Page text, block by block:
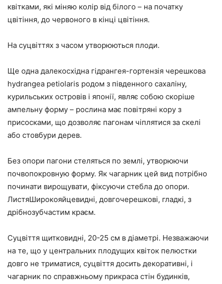
квітками, які міняю колір від білого – на початку
цвітіння, до червоного в кінці цвітіння.
На суцвіттях з часом утворюються плоди.
Ще одна далекосхідна гідрангея-гортензія черешкова
hydrangea petiolaris родом з південного сахаліну,
курильських островів і японії, являє собою скоріше
ампельну форму – рослина має повітряні кору з
присосками, що дозволяє пагонам чіплятися за скелі
або стовбури дерев.
Без опори пагони стеляться по землі, утворюючи
почвопокровную форму. Як чагарник цей вид потрібно
починати вирощувати, фіксуючи стебла до опори.
ЛистяШирокояйцевидні, довгочерешкові, гладкі, з
дрібнозубчастим краєм.
Суцвіття щитковидні, 20-25 см в діаметрі. Незважаючи
на те, що у центральних плодущих квіток пелюстки
довго не триматися, суцвіття досить декоративні, і
чагарник по справжньому прикраса стін будинків,